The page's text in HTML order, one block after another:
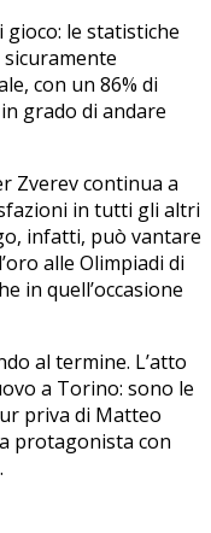
gioco: le statistiche
con un 86% di
grado di andare
Zverev continua a
in tutti gli altri
infatti, può vantare
alle Olimpiadi di
in quell’occasione
al termine. L’atto
a Torino: sono le
priva di Matteo
protagonista con